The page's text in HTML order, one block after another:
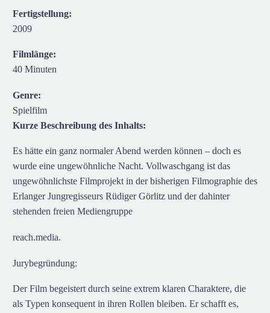
Fertigstellung:
2009
Filmlänge:
40 Minuten
Genre:
Spielfilm
Kurze Beschreibung des Inhalts:
Es hätte ein ganz normaler Abend werden können – doch es
wurde eine ungewöhnliche Nacht. Vollwaschgang ist das
ungewöhnlichste Filmprojekt in der bisherigen Filmographie des
Erlanger Jungregisseurs Rüdiger Görlitz und der dahinter
stehenden freien Mediengruppe
reach.media.
Jurybegründung:
Der Film begeistert durch seine extrem klaren Charaktere, die
als Typen konsequent in ihren Rollen bleiben. Er schafft es,